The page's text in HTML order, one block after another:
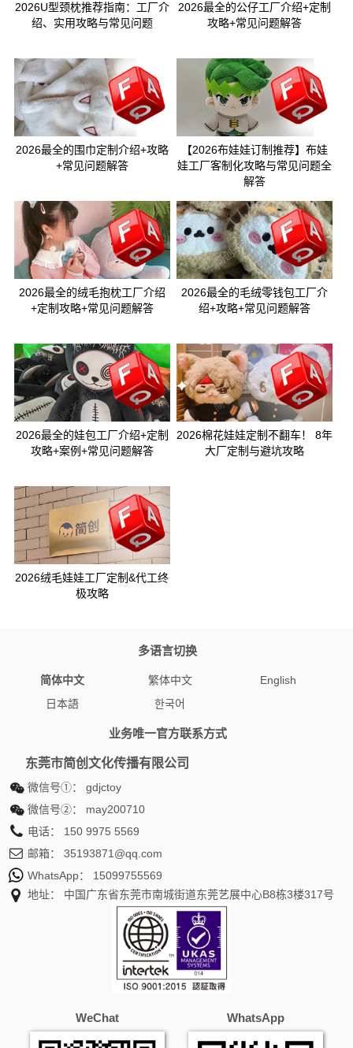
2026U型颈枕推荐指南：工厂介
绍、实用攻略与常见问题
2026最全的公仔工厂介绍+定制
攻略+常见问题解答
2026最全的围巾定制介绍+攻略
+常见问题解答
【2026布娃娃订制推荐】布娃
娃工厂客制化攻略与常见问题全
解答
2026最全的绒毛抱枕工厂介绍
+定制攻略+常见问题解答
2026最全的毛绒零钱包工厂介
绍+攻略+常见问题解答
2026最全的娃包工厂介绍+定制
攻略+案例+常见问题解答
2026棉花娃娃定制不翻车！ 8年
大厂定制与避坑攻略
2026绒毛娃娃工厂定制&代工终
极攻略
多语言切换
简体中文 繁体中文
English
日本語
한국어
业务唯一官方联系方式
东莞市简创文化传播有限公司
微信号①： gdjctoy
微信号②： may200710
电话： 150 9975 5569
邮箱： 35193871@qq.com
WhatsApp： 15099755569
地址： 中国广东省东莞市南城街道东莞艺展中心B8栋3楼317号
WeChat WhatsApp